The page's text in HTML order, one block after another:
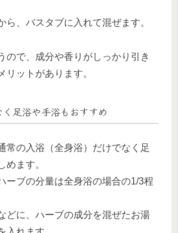
ら、バスタブに入れて混ぜます。
ので、成分や香りがしっかり引き
リットがあります。
足浴や手浴もおすすめ
常の入浴（全身浴）だけでなく足
めます。
ーブの分量は全身浴の場合の1/3程
どに、ハーブの成分を混ぜたお湯